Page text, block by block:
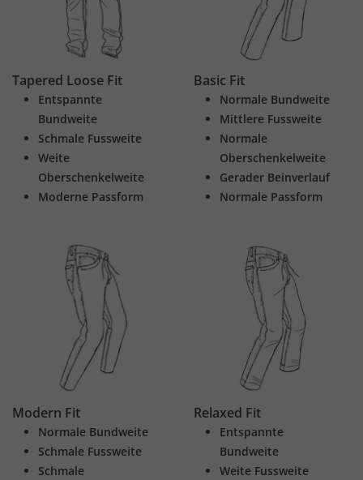
Tapered Loose Fit
Entspannte
Bundweite
Schmale Fussweite
Weite
Oberschenkelweite
Moderne Passform
Basic Fit
Normale Bundweite
Mittlere Fussweite
Normale
Oberschenkelweite
Gerader Beinverlauf
Normale Passform
Modern Fit
Normale Bundweite
Schmale Fussweite
Schmale
Relaxed Fit
Entspannte
Bundweite
Weite Fussweite